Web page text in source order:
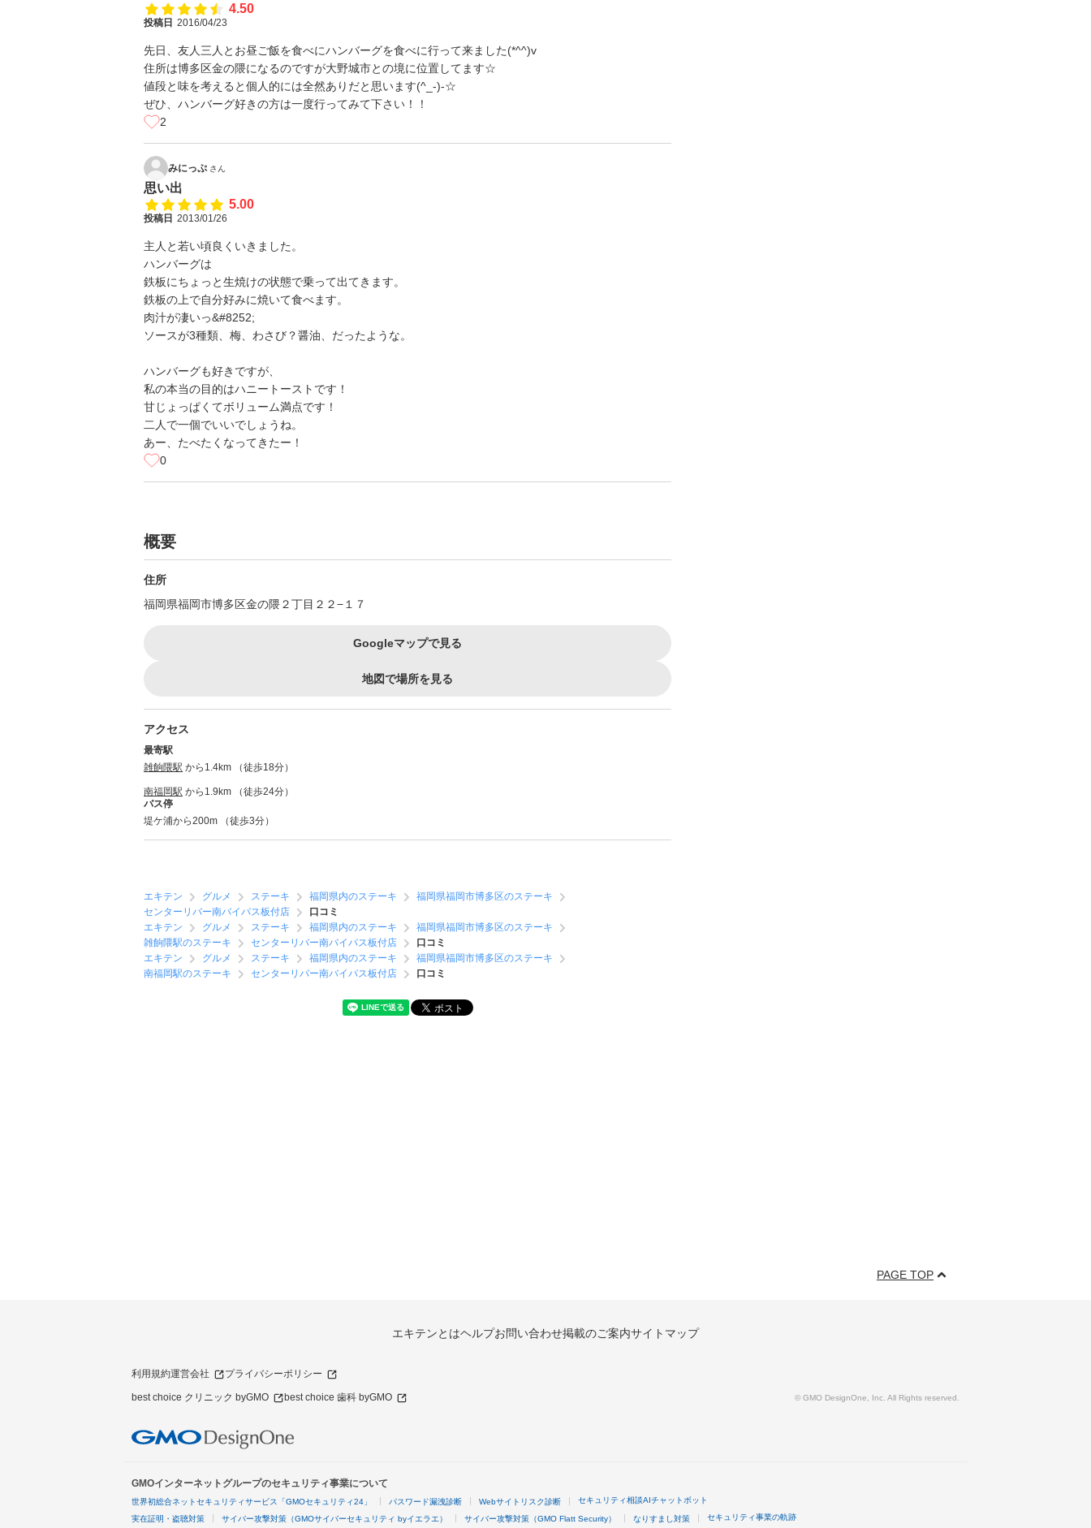
4.50
投稿日 2016/04/23
先日、友人三人とお昼ご飯を食べにハンバーグを食べに行って来ました(*^^)v
住所は博多区金の隈になるのですが大野城市との境に位置してます☆
値段と味を考えると個人的には全然ありだと思います(^_-)-☆
ぜひ、ハンバーグ好きの方は一度行ってみて下さい！！
2
みにっぷ さん
思い出
5.00
投稿日 2013/01/26
主人と若い頃良くいきました。
ハンバーグは
鉄板にちょっと生焼けの状態で乗って出てきます。
鉄板の上で自分好みに焼いて食べます。
肉汁が凄いっ&#8252;
ソースが3種類、梅、わさび？醤油、だったような。
ハンバーグも好きですが、
私の本当の目的はハニートーストです！
甘じょっぱくてボリューム満点です！
二人で一個でいいでしょうね。
あー、たべたくなってきたー！
0
概要
住所
福岡県福岡市博多区金の隈２丁目２２−１７
Googleマップで見る
地図で場所を見る
アクセス
最寄駅
雑餉隈駅 から1.4km （徒歩18分）
南福岡駅 から1.9km （徒歩24分）
バス停
堤ケ浦から200m （徒歩3分）
エキテン グルメ ステーキ 福岡県内のステーキ
福岡県福岡市博多区のステーキ
センターリバー南バイパス板付店
口コミ
エキテン
グルメ ステーキ 福岡県内のステーキ
福岡県福岡市博多区のステーキ
雑餉隈駅のステーキ
センターリバー南バイパス板付店
口コミ
エキテン
グルメ ステーキ 福岡県内のステーキ
福岡県福岡市博多区のステーキ
南福岡駅のステーキ
センターリバー南バイパス板付店 口コミ
PAGE TOP
エキテンとはヘルプお問い合わせ掲載のご案内サイトマップ
利用規約運営会社 プライバシーポリシー
best choice クリニック byGMO best choice 歯科 byGMO © GMO DesignOne, Inc. All Rights reserved.
GMOインターネットグループのセキュリティ事業について
世界初総合ネットセキュリティサービス「GMOセキュリティ24」 パスワード漏洩診断 Webサイトリスク診断 セキュリティ相談AIチャットボット
実在証明・盗聴対策 サイバー攻撃対策（GMOサイバーセキュリティ byイエラエ） サイバー攻撃対策（GMO Flatt Security） なりすまし対策 セキュリティ事業の軌跡